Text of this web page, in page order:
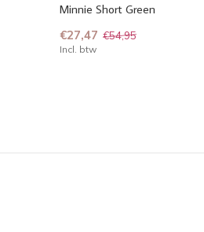
Minnie Short Green
€27,47 €54,95
Incl. btw